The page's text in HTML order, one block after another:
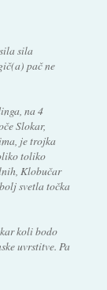
sila
pač ne
na 4
Slokar,
je trojka
toliko
Klobučar
svetla točka
koli bodo
uvrstitve. Pa